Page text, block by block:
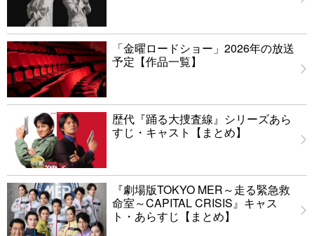
「金曜ロードショー」2026年の放送
予定【作品一覧】
歴代『踊る大捜査線』シリーズあら
すじ・キャスト【まとめ】
『劇場版TOKYO MER～走る緊急救
命室～CAPITAL CRISIS』キャス
ト・あらすじ【まとめ】